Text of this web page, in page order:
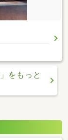
」をもっと